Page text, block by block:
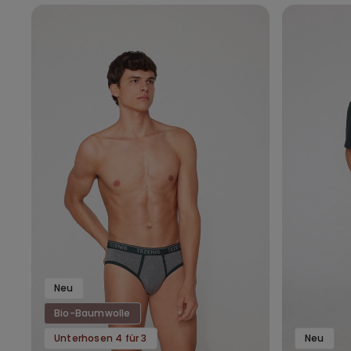
Neu
Bio-Baumwolle
Unterhosen 4 für 3
Neu